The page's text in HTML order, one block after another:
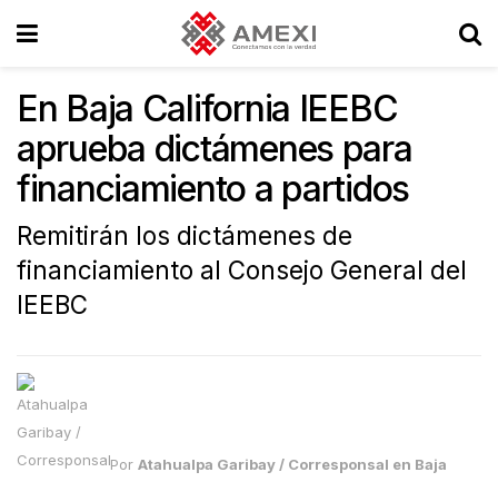
En Baja California IEEBC
aprueba dictámenes para
financiamiento a partidos
Remitirán los dictámenes de
financiamiento al Consejo General del
IEEBC
Por Atahualpa Garibay / Corresponsal en Baja